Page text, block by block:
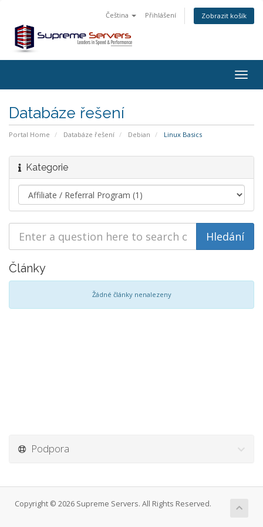
Čeština Přihlášení Zobrazit košík
Databáze řešení
Portal Home Databáze řešení Debian Linux Basics
Kategorie
Články
Žádné články nenalezeny
Podpora
Copyright © 2026 Supreme Servers. All Rights Reserved.